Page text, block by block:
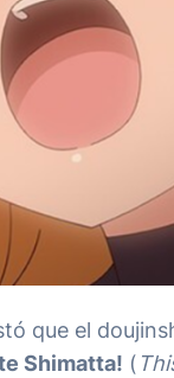
que el
Shimatta! (